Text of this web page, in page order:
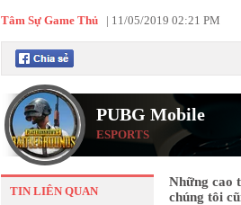
Tâm Sự Game Thủ | 11/05/2019 02:21 PM
PUBG Mobile
ESPORTS
TIN LIÊN QUAN
Những cao
chúng tôi